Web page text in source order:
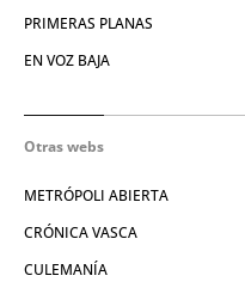
PRIMERAS PLANAS
EN VOZ BAJA
Otras webs
METRÓPOLI ABIERTA
CRÓNICA VASCA
CULEMANÍA